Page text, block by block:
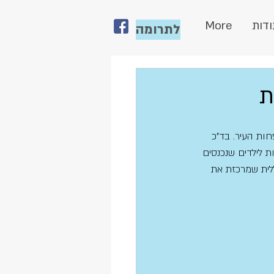
More לתרומה
העיר. בד"כ
לילדים שנכנסים
שמרכזת את